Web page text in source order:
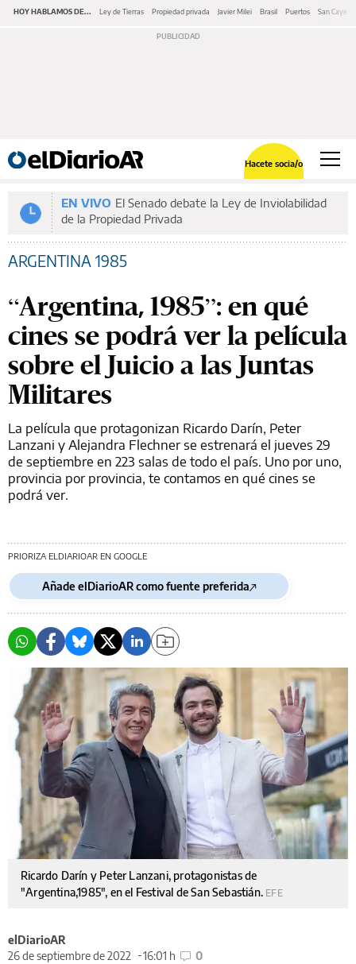
HOY HABLAMOS DE... Ley de Tierras Propiedad privada Javier Milei Brasil Puertos San
Hacete socia/o
EN VIVO El Senado debate la Ley de Inviolabilidad
de la Propiedad Privada
ARGENTINA 1985
“Argentina, 1985”: en qué
cines se podrá ver la película
sobre el Juicio a las Juntas
Militares
La película que protagonizan Ricardo Darín, Peter
Lanzani y Alejandra Flechner se estrenará el jueves 29
de septiembre en 223 salas de todo el país. Uno por uno,
provincia por provincia, te contamos en qué cines se
podrá ver.
PRIORIZA ELDIARIOAR EN GOOGLE
Añade elDiarioAR como fuente preferida
Ricardo Darín y Peter Lanzani, protagonistas de
"Argentina,1985", en el Festival de San Sebastián. EFE
elDiarioAR
26 de septiembre de 2022
16:01 h 0